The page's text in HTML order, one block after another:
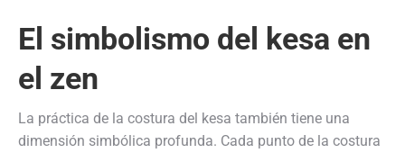
El simbolismo del kesa en
el zen
La práctica de la costura del kesa también tiene una
dimensión simbólica profunda. Cada punto de la costura